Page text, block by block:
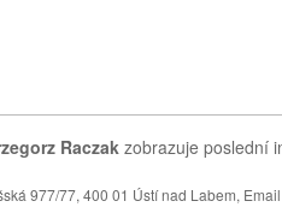
Raczakzobrazuje poslední
977/77, 400 01 Ústí nad Labem,